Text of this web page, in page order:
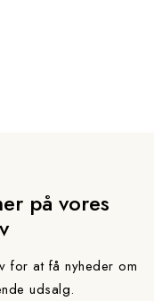
på vores
for at få nyheder om
udsalg.